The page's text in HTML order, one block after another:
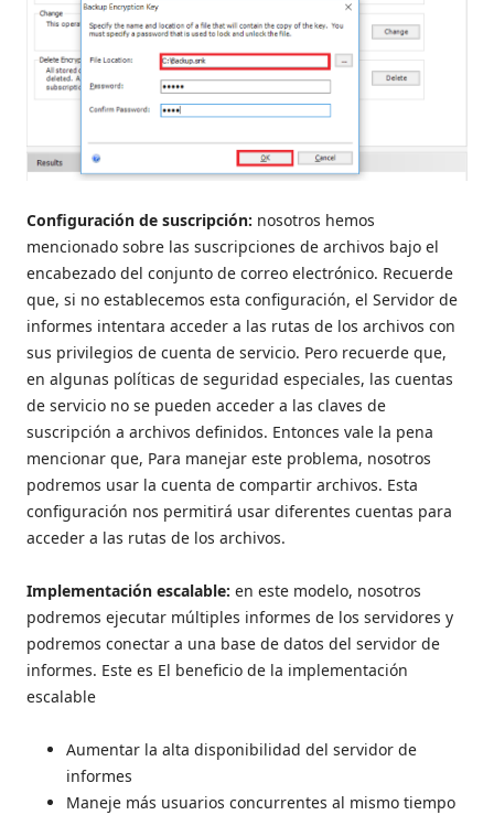
Configuración de suscripción: nosotros hemos
mencionado sobre las suscripciones de archivos bajo el
encabezado del conjunto de correo electrónico. Recuerde
que, si no establecemos esta configuración, el Servidor de
informes intentara acceder a las rutas de los archivos con
sus privilegios de cuenta de servicio. Pero recuerde que,
en algunas políticas de seguridad especiales, las cuentas
de servicio no se pueden acceder a las claves de
suscripción a archivos definidos. Entonces vale la pena
mencionar que, Para manejar este problema, nosotros
podremos usar la cuenta de compartir archivos. Esta
configuración nos permitirá usar diferentes cuentas para
acceder a las rutas de los archivos.
Implementación escalable: en este modelo, nosotros
podremos ejecutar múltiples informes de los servidores y
podremos conectar a una base de datos del servidor de
informes. Este es El beneficio de la implementación
escalable
Aumentar la alta disponibilidad del servidor de
informes
Maneje más usuarios concurrentes al mismo tiempo